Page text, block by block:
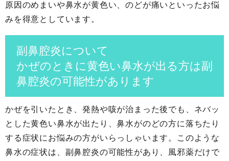
原因のめまいや鼻水が黄色い、のどが痛いといったお悩
みを得意としています。
副鼻腔炎について
かぜのときに黄色い鼻水が出る方は副
鼻腔炎の可能性があります
かぜを引いたとき、発熱や咳が治まった後でも、ネバッ
とした黄色い鼻水が出たり、鼻水がのどの方に落ちたり
する症状にお悩みの方がいらっしゃいます。このような
鼻水の症状は、副鼻腔炎の可能性があり、風邪薬だけで